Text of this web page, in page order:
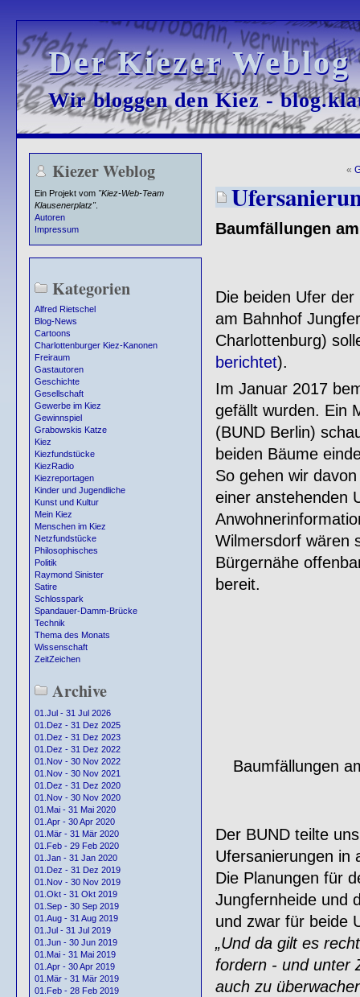
Der Kiezer
Der Kiezer
Wir bloggen den Kiez -
Wir bloggen den Kiez -
Kiezer Weblog
Ein Projekt vom "Kiez-Web-Team
Klausenerplatz".
Autoren
Impressum
Kategorien
Alfred Rietschel
Blog-News
Cartoons
Charlottenburger Kiez-Kanonen
Freiraum
Gastautoren
Geschichte
Gesellschaft
Gewerbe im Kiez
Gewinnspiel
Grabowskis Katze
Kiez
Kiezfundstücke
KiezRadio
Kiezreportagen
Kinder und Jugendliche
Kunst und Kultur
Mein Kiez
Menschen im Kiez
Netzfundstücke
Philosophisches
Politik
Raymond Sinister
Satire
Schlosspark
Spandauer-Damm-Brücke
Technik
Thema des Monats
Wissenschaft
ZeitZeichen
Archive
01.Jul - 31 Jul 2026
01.Dez - 31 Dez 2025
01.Dez - 31 Dez 2023
01.Dez - 31 Dez 2022
01.Nov - 30 Nov 2022
01.Nov - 30 Nov 2021
01.Dez - 31 Dez 2020
01.Nov - 30 Nov 2020
01.Mai - 31 Mai 2020
01.Apr - 30 Apr 2020
01.Mär - 31 Mär 2020
01.Feb - 29 Feb 2020
01.Jan - 31 Jan 2020
01.Dez - 31 Dez 2019
01.Nov - 30 Nov 2019
01.Okt - 31 Okt 2019
01.Sep - 30 Sep 2019
01.Aug - 31 Aug 2019
01.Jul - 31 Jul 2019
01.Jun - 30 Jun 2019
01.Mai - 31 Mai 2019
01.Apr - 30 Apr 2019
01.Mär - 31 Mär 2019
01.Feb - 28 Feb 2019
«
Baumfällungen
Die beiden Ufer
am Bahnhof
Charlottenburg)
berichtet).
Im Januar 2017
gefällt wurden. Ein
(BUND Berlin)
beiden Bäume
So gehen wir
einer anstehenden
Wilmersdorf wären
Bürgernähe
bereit.
Baumfällungen
Der BUND teilte
Ufersanierungen in
Die Planungen für
Jungfernheide und
und zwar für beide
„Und da gilt es
fordern - und unter
auch zu